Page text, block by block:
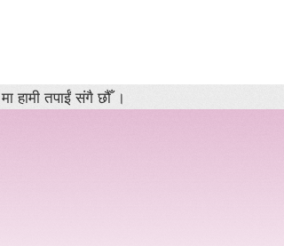
मा हामी तपाईं संगै छौँ ।